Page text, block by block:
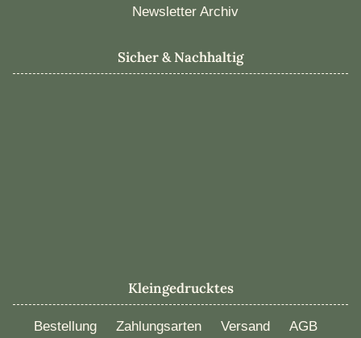
Newsletter Archiv
Sicher & Nachhaltig
Kleingedrucktes
Bestellung Zahlungsarten Versand AGB